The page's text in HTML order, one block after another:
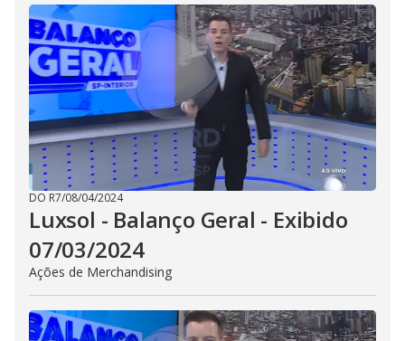
DO R7/08/04/2024
Luxsol - Balanço Geral - Exibido
07/03/2024
Ações de Merchandising